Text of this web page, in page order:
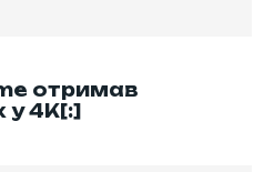
отримав
у 4K[:]